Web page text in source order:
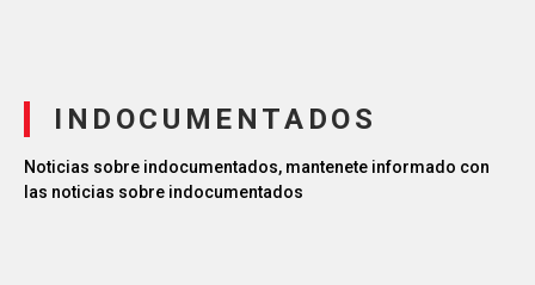
INDOCUMENTADOS
Noticias sobre indocumentados, mantenete informado con
las noticias sobre indocumentados